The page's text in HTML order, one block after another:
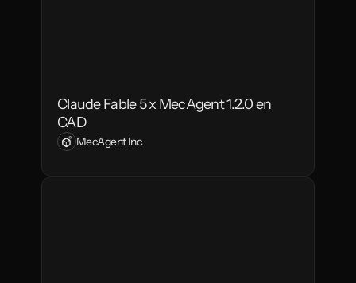
Claude Fable 5 x MecAgent 1.2.0 en
CAD
MecAgent Inc.